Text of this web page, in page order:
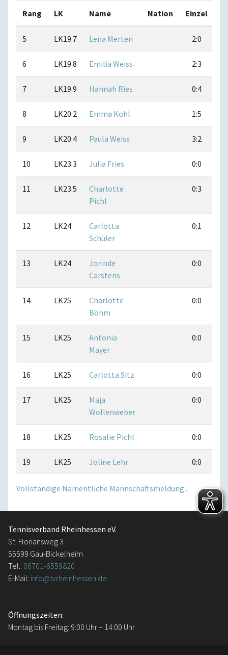
Rang LK Name Nation Einzel
5 LK19.7 Lena Merten 2:0
6 LK19.8 Emilia Weiss 2:3
7 LK19.9 Hannah Ries 0:4
8 LK20.2 Emma Kohl 1:5
9 LK20.4 Paula Weiss 3:2
10 LK23.3 Julia Fries 0:0
11 LK23.5
Charlotte
Pichl
0:3
12 LK24
Carlotta
Schüler
0:1
13 LK24
Jorinde
Carstens
0:0
14 LK25
Charlotte
Böhm
0:0
15 LK25
Antonia
Mayer
0:0
16 LK25 Carlotta Sitz 0:0
17 LK25
Maja
Wollenweber
0:0
18 LK25 Rosalie Pichl 0:0
19 LK25 Joline Lehr 0:0
Vollständige Namentliche Mannschaftsmeldung...
Tennisverband Rheinhessen eV.
St. Floriansweg 3
55599 Gau-Bickelheim
Tel.: 06701-6559820
E-Mail: info@tvrheinhessen.de
Öffnungszeiten:
Montag bis Freitag: 9:00 Uhr – 14:00 Uhr